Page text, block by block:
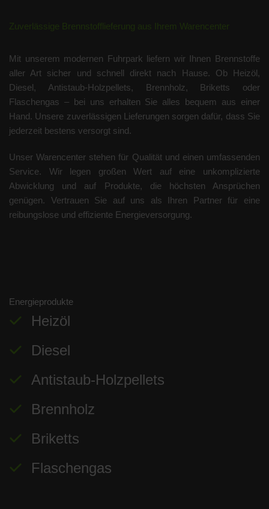
Zuverlässige Brennstofflieferung aus Ihrem Warencenter
Mit unserem modernen Fuhrpark liefern wir Ihnen Brennstoffe
aller Art sicher und schnell direkt nach Hause. Ob Heizöl,
Diesel, Antistaub-Holzpellets, Brennholz, Briketts oder
Flaschengas – bei uns erhalten Sie alles bequem aus einer
Hand. Unsere zuverlässigen Lieferungen sorgen dafür, dass Sie
jederzeit bestens versorgt sind.
Unser Warencenter stehen für Qualität und einen umfassenden
Service. Wir legen großen Wert auf eine unkomplizierte
Abwicklung und auf Produkte, die höchsten Ansprüchen
genügen. Vertrauen Sie auf uns als Ihren Partner für eine
reibungslose und effiziente Energieversorgung.
Energieprodukte
Heizöl
Diesel
Antistaub-Holzpellets
Brennholz
Briketts
Flaschengas